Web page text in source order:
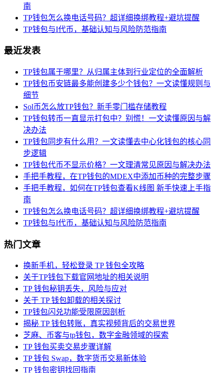
南
TP钱包怎么换电话号码？超详细换绑教程+避坑提醒
TP钱包与I代币，基础认知与风险防范指南
最近发表
TP钱包属于哪里？从归属主体到行业定位的全面解析
TP钱包币安链最多能创建多少个钱包？一文读懂规则与
细节
Sol币怎么放TP钱包？新手零门槛存储教程
TP钱包转币一直显示打包中？别慌！一文读懂原因与解
决办法
TP钱包同步有什么用？一文读懂去中心化钱包的核心同
步逻辑
TP钱包代币不显示价格？一文理清常见原因与解决办法
手把手教程，在TP钱包的MDEX中添加币种的完整步骤
手把手教程，如何在TP钱包查看K线图 新手快速上手指
南
TP钱包怎么换电话号码？超详细换绑教程+避坑提醒
TP钱包与I代币，基础认知与风险防范指南
热门文章
换新手机，轻松登录 TP 钱包全攻略
关于TP钱包下载官网地址的相关说明
TP 钱包秘钥丢失，风险与应对
关于 TP 钱包卸载的相关探讨
TP钱包闪兑功能受限原因剖析
揭秘 TP 钱包转账，真实视频背后的交易世界
芝麻、币客与tp钱包，数字金融领域的探索
TP 钱包买卖交易步骤详解
TP 钱包 Swap，数字货币交易新体验
TP 钱包密钥找回指南